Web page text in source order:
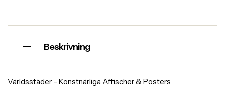
Beskrivning
Världsstäder – Konstnärliga Affischer & Posters